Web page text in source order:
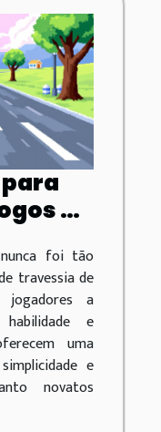
de
foi tão
travessia de
jogadores a
e
uma
e
novatos